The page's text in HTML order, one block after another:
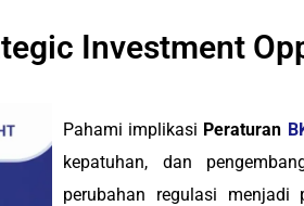
Investment
Pahami implikasi Peraturan
kepatuhan, dan
perubahan regulasi menjadi